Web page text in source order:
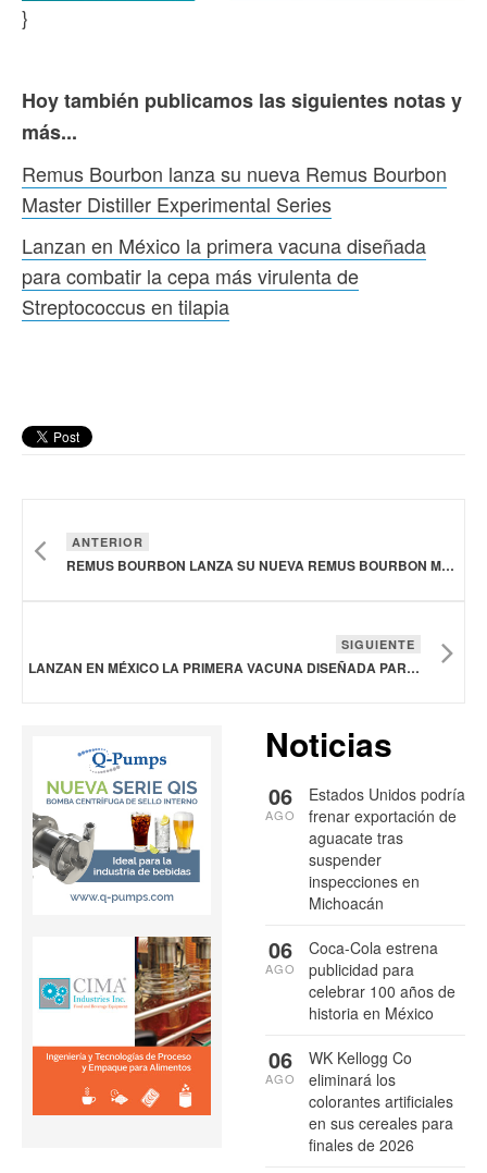
}
Hoy también publicamos las siguientes notas y
más...
Remus Bourbon lanza su nueva Remus Bourbon
Master Distiller Experimental Series
Lanzan en México la primera vacuna diseñada
para combatir la cepa más virulenta de
Streptococcus en tilapia
ANTERIOR
REMUS BOURBON LANZA SU NUEVA REMUS BOURBON MASTER DISTILLER EXPERIMENTAL SERIES
SIGUIENTE
LANZAN EN MÉXICO LA PRIMERA VACUNA DISEÑADA PARA COMBATIR LA CEPA MÁS VIRULENTA DE STREPTOCOCCUS EN TILAPIA
Noticias
Estados Unidos podría
frenar exportación de
aguacate tras
suspender
inspecciones en
Michoacán
06
AGO
Coca-Cola estrena
publicidad para
celebrar 100 años de
historia en México
06
AGO
WK Kellogg Co
eliminará los
colorantes artificiales
en sus cereales para
finales de 2026
06
AGO